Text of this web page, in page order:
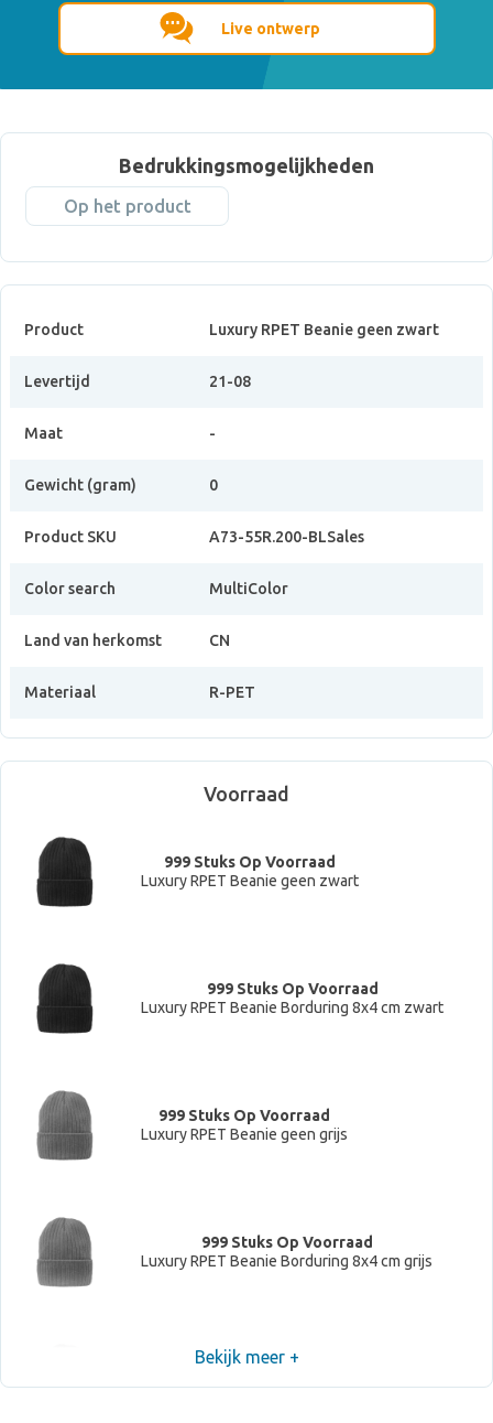
Live ontwerp
Bedrukkingsmogelijkheden
Op het product
Product Luxury RPET Beanie geen zwart
Levertijd 21-08
Maat -
Gewicht (gram) 0
Product SKU A73-55R.200-BLSales
Color search MultiColor
Land van herkomst CN
Materiaal R-PET
Voorraad
999 Stuks Op Voorraad
Luxury RPET Beanie geen zwart
999 Stuks Op Voorraad
Luxury RPET Beanie Borduring 8x4 cm zwart
999 Stuks Op Voorraad
Luxury RPET Beanie geen grijs
999 Stuks Op Voorraad
Luxury RPET Beanie Borduring 8x4 cm grijs
999 Stuks Op Voorraad
Luxury RPET Beanie geen donkergrijs
Bekijk meer +